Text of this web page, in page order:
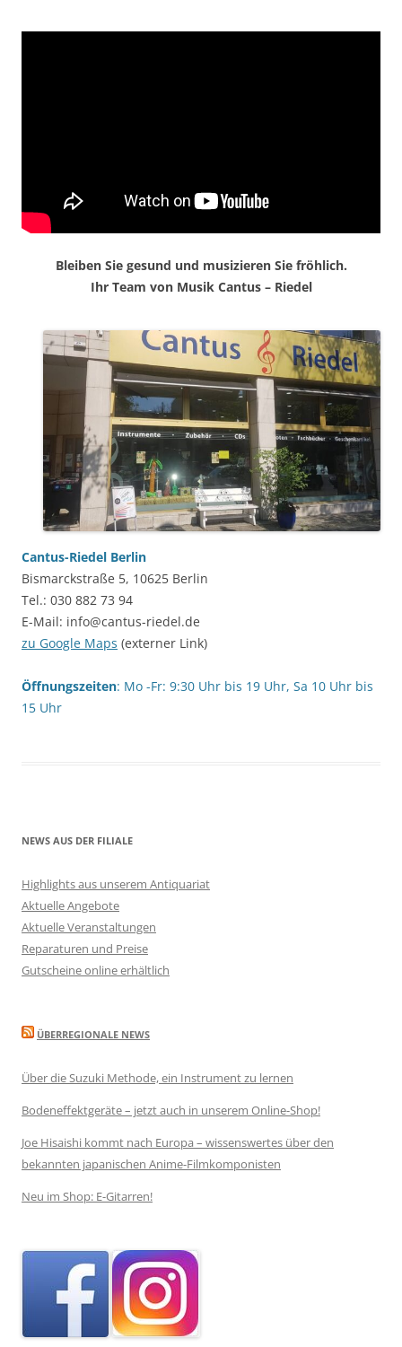
Bleiben Sie gesund und musizieren Sie fröhlich.
Ihr Team von Musik Cantus – Riedel
Cantus-Riedel Berlin
Bismarckstraße 5, 10625 Berlin
Tel.: 030 882 73 94
E-Mail: info@cantus-riedel.de
zu Google Maps (externer Link)
Öffnungszeiten: Mo -Fr: 9:30 Uhr bis 19 Uhr, Sa 10 Uhr bis
15 Uhr
NEWS AUS DER FILIALE
Highlights aus unserem Antiquariat
Aktuelle Angebote
Aktuelle Veranstaltungen
Reparaturen und Preise
Gutscheine online erhältlich
ÜBERREGIONALE NEWS
Über die Suzuki Methode, ein Instrument zu lernen
Bodeneffektgeräte – jetzt auch in unserem Online-Shop!
Joe Hisaishi kommt nach Europa – wissenswertes über den
bekannten japanischen Anime-Filmkomponisten
Neu im Shop: E-Gitarren!